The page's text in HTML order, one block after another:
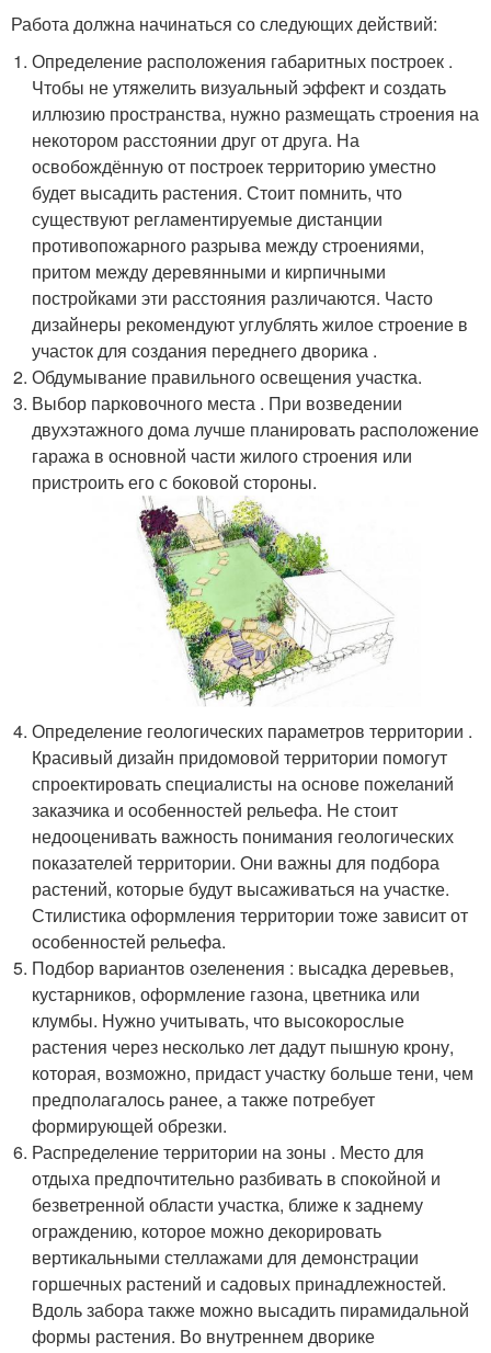
Работа должна начинаться со следующих действий:
Определение расположения габаритных построек .
Чтобы не утяжелить визуальный эффект и создать
иллюзию пространства, нужно размещать строения на
некотором расстоянии друг от друга. На
освобождённую от построек территорию уместно
будет высадить растения. Стоит помнить, что
существуют регламентируемые дистанции
противопожарного разрыва между строениями,
притом между деревянными и кирпичными
постройками эти расстояния различаются. Часто
дизайнеры рекомендуют углублять жилое строение в
участок для создания переднего дворика .
Обдумывание правильного освещения участка.
Выбор парковочного места . При возведении
двухэтажного дома лучше планировать расположение
гаража в основной части жилого строения или
пристроить его с боковой стороны.
Определение геологических параметров территории .
Красивый дизайн придомовой территории помогут
спроектировать специалисты на основе пожеланий
заказчика и особенностей рельефа. Не стоит
недооценивать важность понимания геологических
показателей территории. Они важны для подбора
растений, которые будут высаживаться на участке.
Стилистика оформления территории тоже зависит от
особенностей рельефа.
Подбор вариантов озеленения : высадка деревьев,
кустарников, оформление газона, цветника или
клумбы. Нужно учитывать, что высокорослые
растения через несколько лет дадут пышную крону,
которая, возможно, придаст участку больше тени, чем
предполагалось ранее, а также потребует
формирующей обрезки.
Распределение территории на зоны . Место для
отдыха предпочтительно разбивать в спокойной и
безветренной области участка, ближе к заднему
ограждению, которое можно декорировать
вертикальными стеллажами для демонстрации
горшечных растений и садовых принадлежностей.
Вдоль забора также можно высадить пирамидальной
формы растения. Во внутреннем дворике